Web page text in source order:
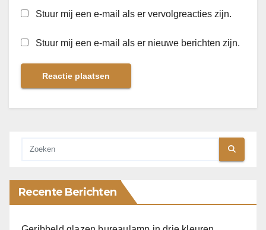
Stuur mij een e-mail als er vervolgreacties zijn.
Stuur mij een e-mail als er nieuwe berichten zijn.
Recente Berichten